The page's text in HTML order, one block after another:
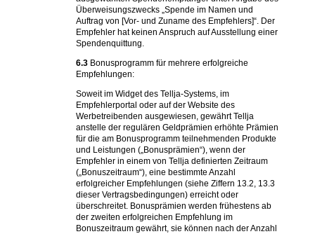
Überweisungszwecks „Spende im Namen und
Auftrag von [Vor- und Zuname des Empfehlers]“. Der
Empfehler hat keinen Anspruch auf Ausstellung einer
Spendenquittung.
6.3 Bonusprogramm für mehrere erfolgreiche
Empfehlungen:
Soweit im Widget des Tellja-Systems, im
Empfehlerportal oder auf der Website des
Werbetreibenden ausgewiesen, gewährt Tellja
anstelle der regulären Geldprämien erhöhte Prämien
für die am Bonusprogramm teilnehmenden Produkte
und Leistungen („Bonusprämien“), wenn der
Empfehler in einem von Tellja definierten Zeitraum
(„Bonuszeitraum“), eine bestimmte Anzahl
erfolgreicher Empfehlungen (siehe Ziffern 13.2, 13.3
dieser Vertragsbedingungen) erreicht oder
überschreitet. Bonusprämien werden frühestens ab
der zweiten erfolgreichen Empfehlung im
Bonuszeitraum gewährt, sie können nach der Anzahl